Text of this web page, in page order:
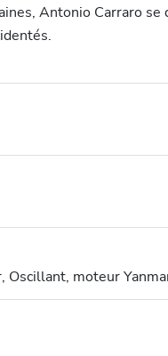
Antonio Carraro se
Oscillant, moteur